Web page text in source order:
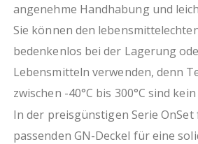
angenehme Handhabung und
Sie können den
bedenkenlos bei der Lagerung
Lebensmitteln verwenden, denn
zwischen -40°C bis 300°C sind
In der preisgünstigen Serie OnSet
passenden GN-Deckel für eine